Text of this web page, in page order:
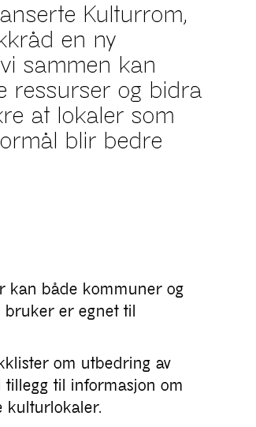
Kulturrom,
en ny
sammen kan
ressurser og bidra
at lokaler som
blir bedre
kan både kommuner og
er egnet til
om utbedring av
tillegg til informasjon om
kulturlokaler.